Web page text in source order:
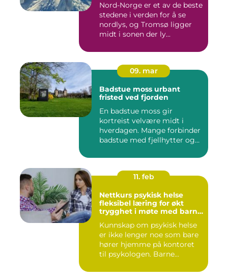
Nord-Norge er et av de beste
stedene i verden for å se
nordlys, og Tromsø ligger
midt i sonen der ly...
09. mar
Badstue moss urbant
fristed ved fjorden
En badstue moss gir
kortreist velvære midt i
hverdagen. Mange forbinder
badstue med fjellhytter og
11. feb
Nettkurs psykisk helse
fleksibel læring for økt
trygghet i møte med barn
Kunnskap om psykisk helse
er ikke lenger noe som bare
hører hjemme på kontoret
til psykologen. Barne...